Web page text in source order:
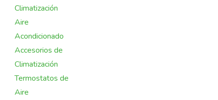
Climatización
Aire
Acondicionado
Accesorios de
Climatización
Termostatos de
Aire